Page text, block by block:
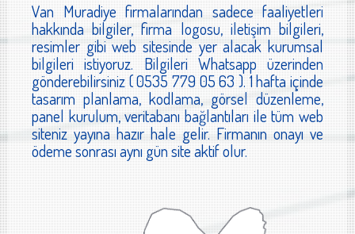
Van Muradiye firmalarından sadece faaliyetleri
hakkında bilgiler, firma logosu, iletişim bilgileri,
resimler gibi web sitesinde yer alacak kurumsal
bilgileri istiyoruz. Bilgileri Whatsapp üzerinden
gönderebilirsiniz ( 0535 779 05 63 ). 1 hafta içinde
tasarım planlama, kodlama, görsel düzenleme,
panel kurulum, veritabanı bağlantıları ile tüm web
siteniz yayına hazır hale gelir. Firmanın onayı ve
ödeme sonrası aynı gün site aktif olur.